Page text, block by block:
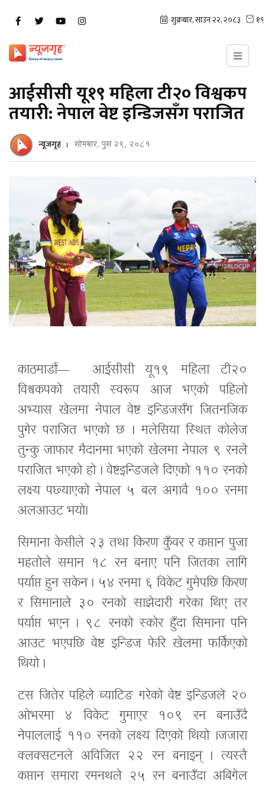
आईसीसी यू१९ महिला टी२० विश्वकप
तयारी: नेपाल वेष्ट इन्डिजसँग पराजित
न्यूजगृह सोमबार, पुस २९, २०८१
काठमाडौं— आईसीसी यू१९ महिला टी२०
विश्वकपको तयारी स्वरूप आज भएको पहिलो
अभ्यास खेलमा नेपाल वेष्ट इन्डिजसँग जितनजिक
पुगेर पराजित भएको छ । मलेसिया स्थित कोलेज
तुन्कु जाफार मैदानमा भएको खेलमा नेपाल ९ रनले
पराजित भएको हो । वेष्टइन्डिजले दिएको ११० रनको
लक्ष्य पछ्याएको नेपाल ५ बल अगावै १०० रनमा
अलआउट भयो।
सिमाना केसीले २३ तथा किरण कुँवर र कप्तान पुजा
महतोले समान १८ रन बनाए पनि जितका लागि
पर्याप्त हुन सकेन । ५४ रनमा ६ विकेट गुमेपछि किरण
र सिमानाले ३० रनको साझेदारी गरेका थिए तर
पर्याप्त भएन । ९८ रनको स्कोर हुँदा सिमाना पनि
आउट भएपछि वेष्ट इन्डिज फेरि खेलमा फर्किएको
थियो ।
टस जितेर पहिले ब्याटिङ गरेको वेष्ट इन्डिजले २०
ओभरमा ४ विकेट गुमाएर १०९ रन बनाउँदै
नेपाललाई ११० रनको लक्ष्य दिएको थियो ।जजारा
क्लक्सटनले अविजित २२ रन बनाइन् । त्यस्तै
कप्तान समारा रमनथले २५ रन बनाउँदा अबिगेल